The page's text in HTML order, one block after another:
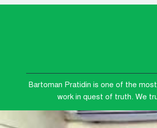
Bartoman Pratidin is one of the
work in quest of truth. We